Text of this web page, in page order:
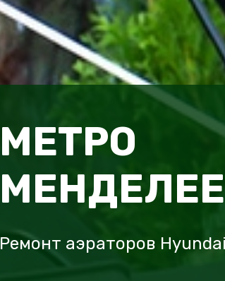
МЕТРО
Ремонт аэраторов